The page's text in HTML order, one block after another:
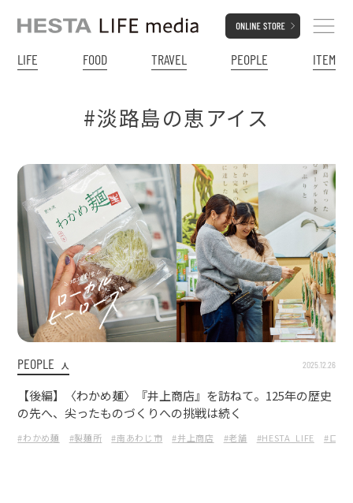
LIFE FOOD TRAVEL PEOPLE ITEM
#淡路島の恵アイス
PEOPLE 人 2025.12.26
【後編】〈わかめ麺〉『井上商店』を訪ねて。125年の歴史
の先へ、尖ったものづくりへの挑戦は続く
#わかめ麺 #製麺所 #南あわじ市 #井上商店 #老舗 #HESTA_LIFE #ロー